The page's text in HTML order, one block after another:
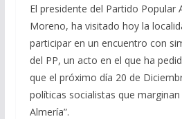
El presidente del Partido Popular
Moreno, ha visitado hoy la
participar en un encuentro con
del PP, un acto en el que ha
que el próximo día 20 de
políticas socialistas que
Almería”.